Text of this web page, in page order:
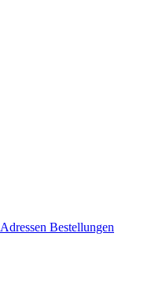
Adressen Bestellungen